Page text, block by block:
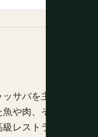
サバを主食とし、
や肉、そして南部
レストランより